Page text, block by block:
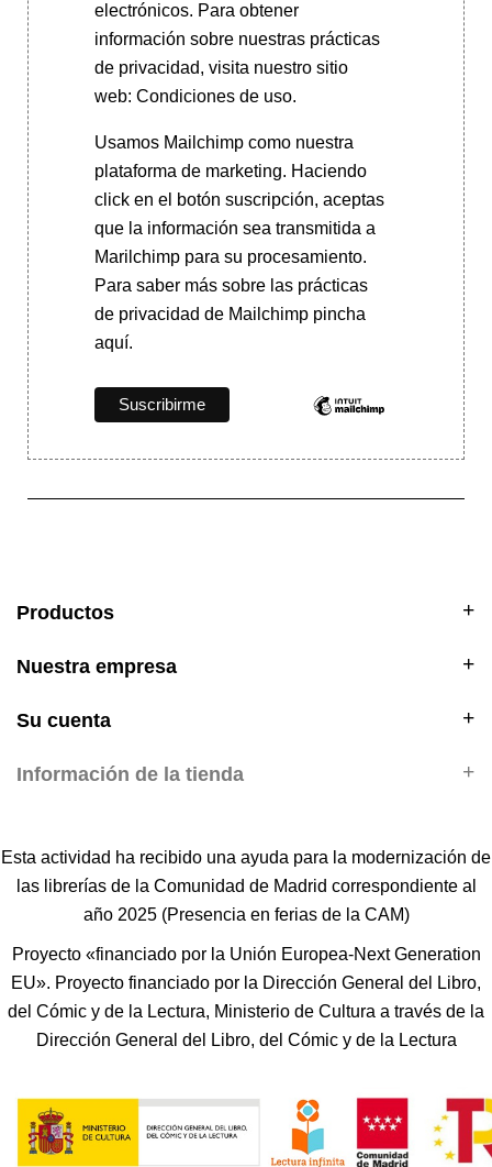
electrónicos. Para obtener
información sobre nuestras prácticas
de privacidad, visita nuestro sitio
web: Condiciones de uso.
Usamos Mailchimp como nuestra
plataforma de marketing. Haciendo
click en el botón suscripción, aceptas
que la información sea transmitida a
Marilchimp para su procesamiento.
Para saber mássobre las prácticas
de privacidad de Mailchimp pincha
aquí.
Productos
Nuestra empresa
Su cuenta
Información de la tienda
Esta actividad ha recibido una ayuda para la modernización de
las librerías de la Comunidad de Madrid correspondiente al
año 2025 (Presencia en ferias de la CAM)
Proyecto «financiado por la Unión Europea-Next Generation
EU». Proyecto financiado por la Dirección General del Libro,
del Cómic y de la Lectura, Ministerio de Cultura a través de la
Dirección General del Libro, del Cómic y de la Lectura